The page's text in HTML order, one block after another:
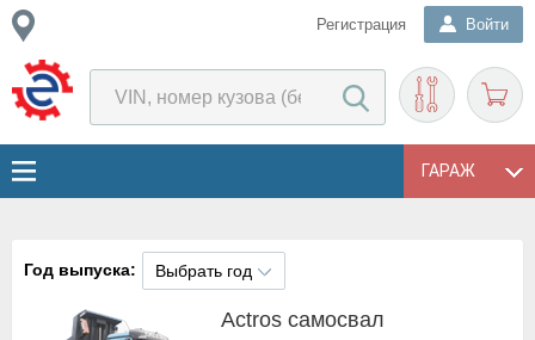
Регистрация Войти
ГАРАЖ
Год выпуска: Выбрать год
Actros cамосвал